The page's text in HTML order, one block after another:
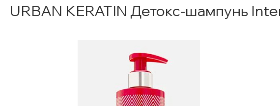
URBAN KERATIN Детокс-шампунь